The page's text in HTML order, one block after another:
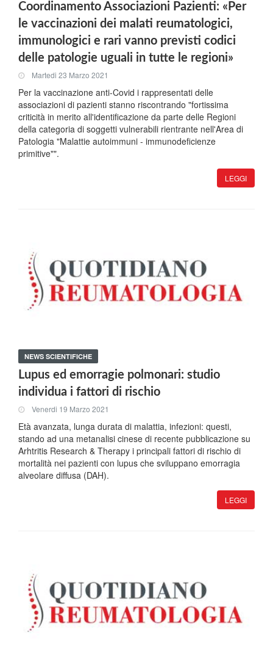
Coordinamento Associazioni Pazienti: «Per
le vaccinazioni dei malati reumatologici,
immunologici e rari vanno previsti codici
delle patologie uguali in tutte le regioni»
Martedi 23 Marzo 2021
Per la vaccinazione anti-Covid i rappresentati delle
associazioni di pazienti stanno riscontrando "fortissima
criticità in merito all'identificazione da parte delle Regioni
della categoria di soggetti vulnerabili rientrante nell'Area di
Patologia "Malattie autoimmuni - immunodeficienze
primitive"".
LEGGI
NEWS SCIENTIFICHE
Lupus ed emorragie polmonari: studio
individua i fattori di rischio
Venerdi 19 Marzo 2021
Età avanzata, lunga durata di malattia, infezioni: questi,
stando ad una metanalisi cinese di recente pubblicazione su
Arhtritis Research & Therapy i principali fattori di rischio di
mortalità nei pazienti con lupus che sviluppano emorragia
alveolare diffusa (DAH).
LEGGI